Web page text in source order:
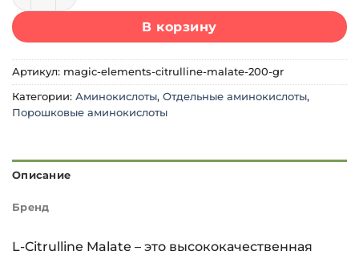
В корзину
Артикул: magic-elements-citrulline-malate-200-gr
Категории: Аминокислоты, Отдельные аминокислоты,
Порошковые аминокислоты
Описание
Бренд
L-Citrulline Malate – это высококачественная